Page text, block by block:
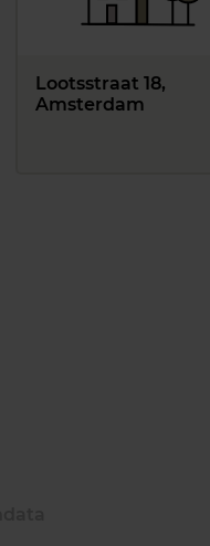
Lootsstraat 18,
Amsterdam